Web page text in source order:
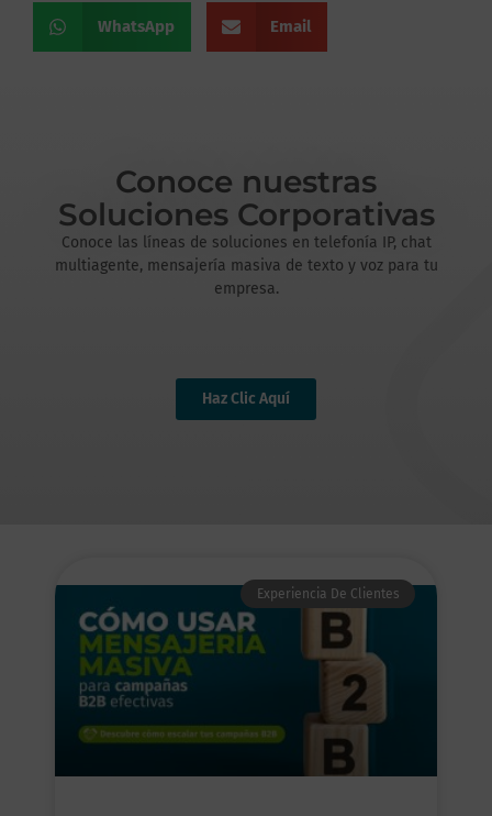
WhatsApp Email
Conoce nuestras
Soluciones Corporativas
Conoce las líneas de soluciones en telefonía IP, chat
multiagente, mensajería masiva de texto y voz para tu
empresa.
Haz Clic Aquí
Experiencia De Clientes